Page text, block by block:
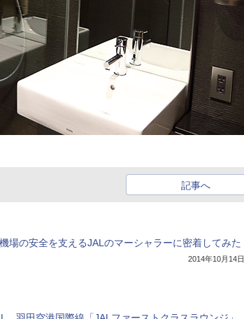
記事へ
場の安全を支えるJALのマーシャラーに密着してみた
2014年10月14日